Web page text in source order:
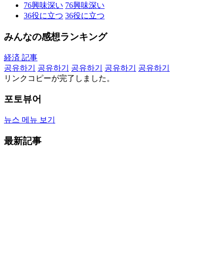
76興味深い 76興味深い
36役に立つ 36役に立つ
みんなの感想ランキング
経済 記事
공유하기
공유하기 공유하기 공유하기
공유하기
リンクコピーが完了しました。
포토뷰어
뉴스 메뉴 보기
最新記事